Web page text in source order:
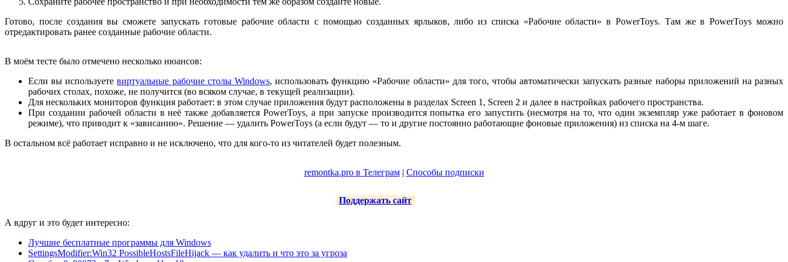
Готово, после создания вы сможете запускать готовые рабочие области с помощью созданных ярлыков, либо из списка «Рабочие области» в PowerToys. Там же в PowerToys можно
отредактировать ранее созданные рабочие области.
В моём тесте было отмечено несколько нюансов:
Если вы используетевиртуальные рабочие столы Windows, использовать функцию «Рабочие области» для того, чтобы автоматически запускать разные наборы приложений на разных
рабочих столах, похоже, не получится (во всяком случае, в текущей реализации).
Для нескольких мониторов функция работает: в этом случае приложения будут расположены в разделах Screen 1, Screen 2 и далее в настройках рабочего пространства.
При создании рабочей области в неё также добавляется PowerToys, а при запуске производится попытка его запустить (несмотря на то, что один экземпляр уже работает в фоновом
режиме), что приводит к «зависанию». Решение — удалить PowerToys (а если будут — то и другие постоянно работающие фоновые приложения) из списка на 4-м шаге.
В остальном всё работает исправно и не исключено, что для кого-то из читателей будет полезным.
remontka.pro в Телеграм| Способы подписки
Поддержать сайт
А вдруг и это будет интересно:
Лучшие бесплатные программы для Windows
SettingsModifier:Win32 PossibleHostsFileHijack — как удалить и что это за угроза